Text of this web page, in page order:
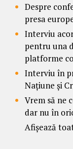
Despre
presa
Interviu
pentru una
platforme
Interviu în
Națiune și
Vrem să ne
dar nu în
Afișează